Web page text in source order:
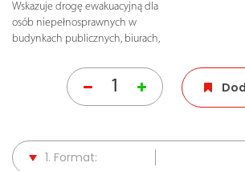
Wskazuje drogę ewakuacyjną dla
osób niepełnosprawnych w
budynkach publicznych, biurach,
1. Format: